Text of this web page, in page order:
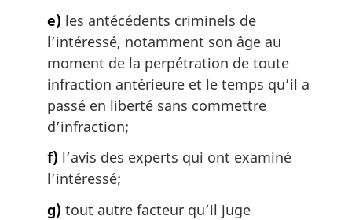
e) les antécédents criminels de
l’intéressé, notamment son âge au
moment de la perpétration de toute
infraction antérieure et le temps qu’il a
passé en liberté sans commettre
d’infraction;
f) l’avis des experts qui ont examiné
l’intéressé;
g) tout autre facteur qu’il juge